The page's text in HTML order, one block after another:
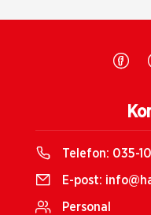
Telefon: 035-
E-post:
Personal